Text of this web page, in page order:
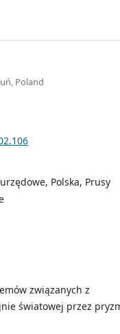
Poland
Polska, Prusy
związanych z
światowej przez